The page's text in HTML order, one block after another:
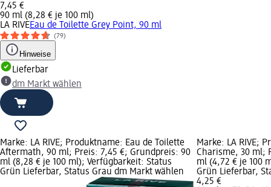
7,45 €
90 ml (8,28 € je 100 ml)
LA RIVEEau de Toilette Grey Point, 90 ml
(79)
Hinweise
Lieferbar
dm Markt wählen
Marke: LA RIVE; Produktname: Eau de Toilette
Aftermath, 90 ml; Preis: 7,45 €; Grundpreis: 90
ml (8,28 € je 100 ml); Verfügbarkeit: Status
Grün Lieferbar, Status Grau dm Markt wählen
Marke: LA RIVE;
Charisme, 30 ml;
ml (4,72 € je 100
Grün Lieferbar,
4,25 €